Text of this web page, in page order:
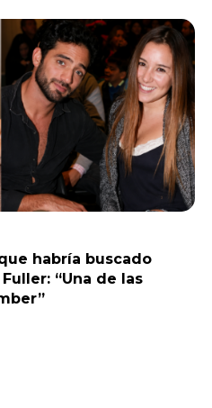
habría buscado
“Una de las